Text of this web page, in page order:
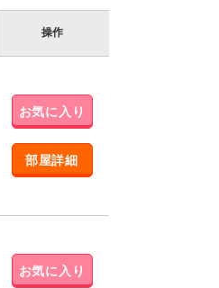
操作
お気に入り
部屋詳細
お気に入り